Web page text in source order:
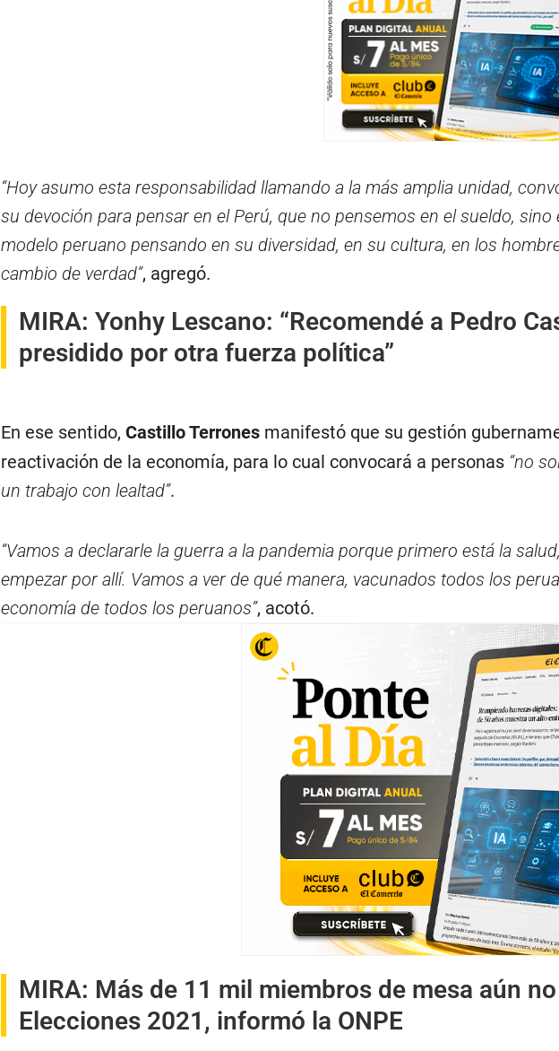
“Hoy asumo esta responsabilidad llamando a la más amplia unidad,
su devoción para pensar en el Perú, que no pensemos en el sueldo,
modelo peruano pensando en su diversidad, en su cultura, en los
cambio de verdad”, agregó.
MIRA:Yonhy Lescano: “Recomendé a Pedro
presidido por otra fuerza política”
En ese sentido,Castillo Terrones manifestó que su gestión
reactivación de la economía, para lo cual convocará a personas “no
un trabajo con lealtad”.
“Vamos a declararle la guerra a la pandemia porque primero está la
empezar por allí. Vamos a ver de qué manera, vacunados todos los
economía de todos los peruanos”, acotó.
MIRA: Más de 11 mil miembros de mesa aún
Elecciones 2021, informó la ONPE